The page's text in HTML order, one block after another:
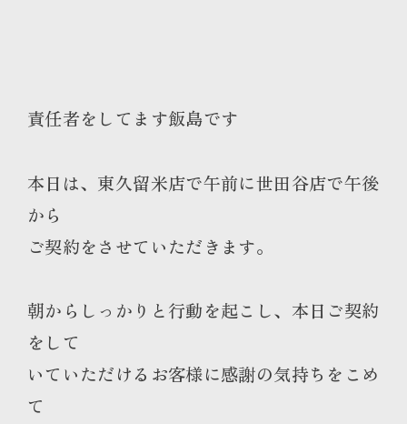
責任者をしてます飯島です
本日は、東久留米店で午前に世田谷店で午後
から
ご契約をさせていただきます。
朝からしっかりと行動を起こし、本日ご契約
をして
いていただけるお客様に感謝の気持ちをこめ
て